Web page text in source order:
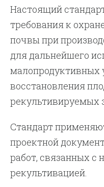
Настоящий
требования к
почвы при
для дальнейшего
малопродуктивных
восстановления
рекультивируемых
Стандарт
проектной
работ, связанных с
рекультивацией.